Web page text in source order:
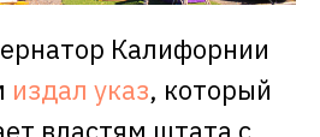
Калифорнии
издал указ, который